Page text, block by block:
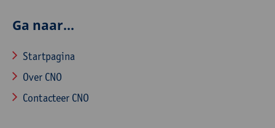
Ga naar...
Startpagina
Over CNO
Contacteer CNO